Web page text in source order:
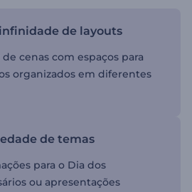
de layouts
cenas com espaços para
organizados em diferentes
de temas
para o Dia dos
ou apresentações